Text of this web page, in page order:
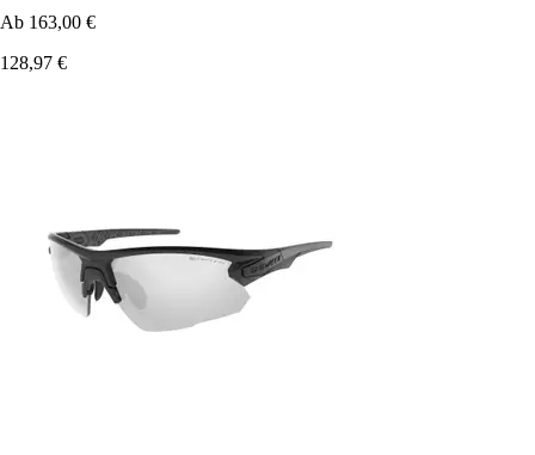
Ab 163,00 €
128,97 €